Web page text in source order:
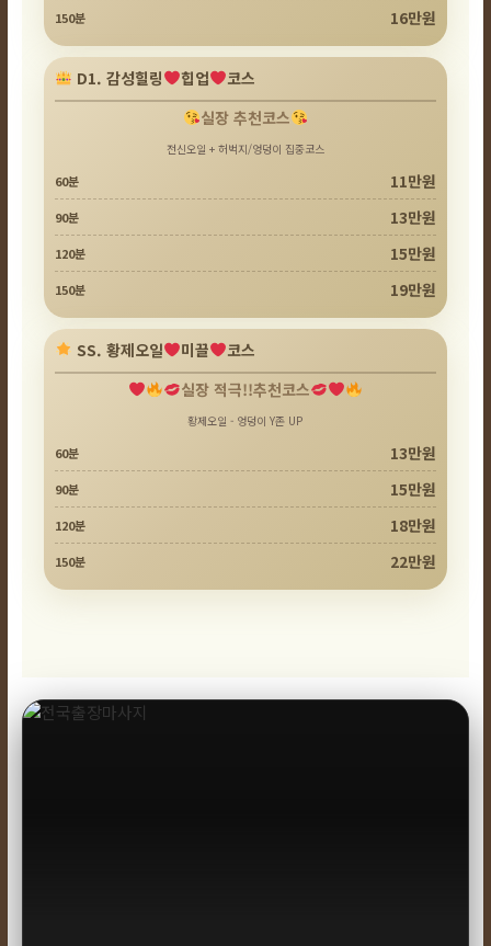
150분 16만원
D1. 감성힐링 힙업
코스
실장 추천코스
전신오일 + 허벅지/엉덩이 집중코스
60분 11만원
90분 13만원
120분 15만원
150분 19만원
SS. 황제오일 미끌
코스
실장 적극!!추천코스
황제오일 - 엉덩이 Y존 UP
60분 13만원
90분 15만원
120분 18만원
150분 22만원